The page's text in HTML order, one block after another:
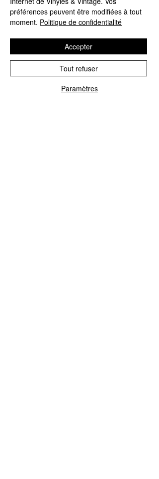
Sonata For Violin And Piano No. 5
In F, Op. 24 'Spring'
B3
3. II Adagio Molto Espressivo
6:25
4. III Scherzo & Trio. Allegro
Molto
IV Rondo. Allegro Ma Non
préférences peuvent être modifiées à tout
moment. Politique de confidentialité
Paramètres
Tout refuser
Accepter